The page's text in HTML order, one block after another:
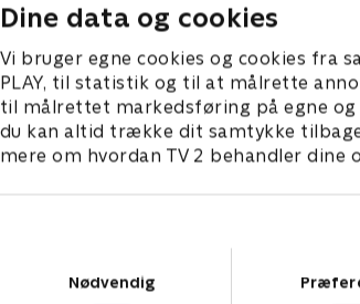
Dine data og cookies
Vi bruger egne cookies og cookies fra
PLAY, til statistik og til at målrette
til målrettet markedsføring på egne
du kan altid trække dit samtykke
mere om hvordan TV 2 behandler dine
Nødvendig